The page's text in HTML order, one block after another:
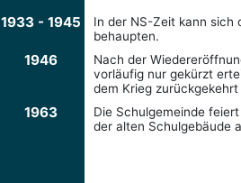
1933 - 1945
In der NS-Zeit kann sich
behaupten.
1946
Nach der
vorläufig nur gekürzt
dem Krieg zurückgekehrt
1963
Die Schulgemeinde
der alten Schulgebäude